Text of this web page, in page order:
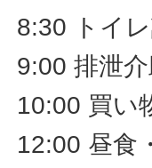
8:30 トイ
9:00 排泄
10:00 買い
12:00 昼食